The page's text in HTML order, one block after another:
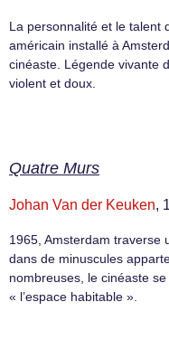
La personnalité et le talent
américain installé à
cinéaste. Légende vivante
violent et doux.
Quatre Murs
Johan Van der Keuken,
1965, Amsterdam traverse
dans de minuscules
nombreuses, le cinéaste
« l’espace habitable ».